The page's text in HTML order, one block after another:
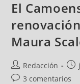
El
Maura
Redacción
3 comentarios